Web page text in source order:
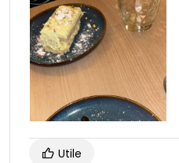
Utile